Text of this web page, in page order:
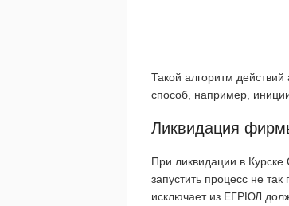
Такой алгоритм
способ, например,
Ликвидация
При ликвидации в
запустить процесс не
исключает из ЕГРЮЛ